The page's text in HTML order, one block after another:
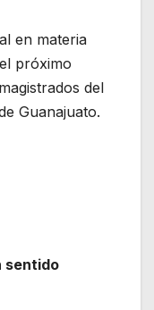
en materia
próximo
del
Guanajuato.
sentido